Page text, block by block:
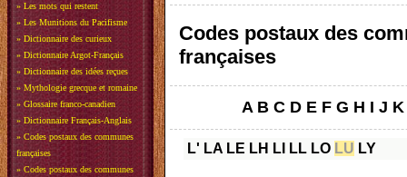
» Les mots qui restent
» Les Munitions du Pacifisme
» Dictionnaire des curieux
» Dictionnaire Argot-Français
» Dictionnaire des idées reçues
» Mythologie grecque et romaine
» Glossaire franco-canadien
» Dictionnaire Français-Anglais
» Codes postaux des communes
françaises
» Codes postaux des communes
Codes postaux des
françaises
A B C D E F G H I J K
L' LA LE LH LI LL LO LU LY